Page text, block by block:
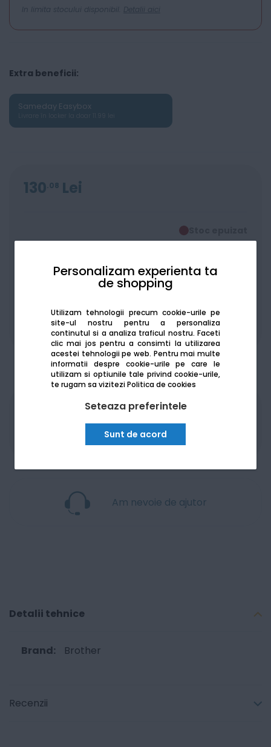
Personalizam experienta ta
de shopping
Utilizam tehnologii precum cookie-urile pe
site-ul nostru pentru a personaliza
continutul si a analiza traficul nostru. Faceti
clic mai jos pentru a consimti la utilizarea
acestei tehnologii pe web. Pentru mai multe
informatii despre cookie-urile pe care le
utilizam si optiunile tale privind cookie-urile,
te rugam sa viziteziPolitica de cookies
Seteaza preferintele
Sunt de acord
In limita stocului disponibil. Detalii aici
Extra beneficii:
Sameday Easybox
130 08 Lei
Alertă stoc
Adaugă la favorite Compară
Produsele sunt disponibile pe platforma de
achizitii publiceSEAP/SICAP
Am nevoie de ajutor
Detalii tehnice
Brother
Recenzii